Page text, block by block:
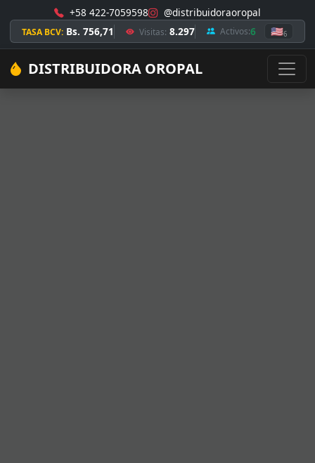
+58 422-7059598 @distribuidoraoropal
TASA BCV: Bs. 756,71 Visitas: 8.297 Activos:6 🇺🇸6
DISTRIBUIDORA OROPAL